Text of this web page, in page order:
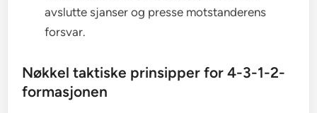
avslutte sjanser og presse motstanderens
forsvar.
Nøkkel taktiske prinsipper for 4-3-1-2-
formasjonen